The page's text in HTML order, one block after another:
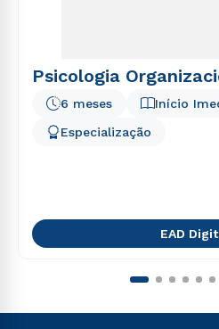
Psicologia
Início
6 meses
Especialização
EAD